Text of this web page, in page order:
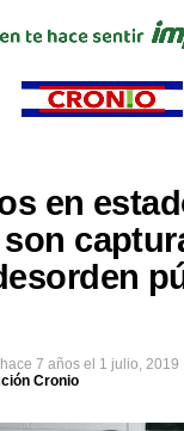
en
hace 7 años el 1 julio, 2019
Cronio